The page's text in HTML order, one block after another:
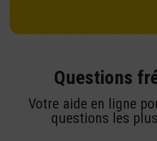
Questions
Votre aide en ligne
questions les